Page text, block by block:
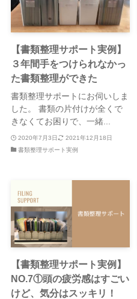
【書類整理サポート実例】
３年間手をつけられなかっ
た書類整理ができた
書類整理サポートにお伺いしま
した。 書類の片付けが全くで
きなくてお困りで、一緒...
2020年7月3日
2021年12月18日
書類整理サポート実例
【書類整理サポート実例】
NO.7①頭の疲労感はすごい
けど、気分はスッキリ！